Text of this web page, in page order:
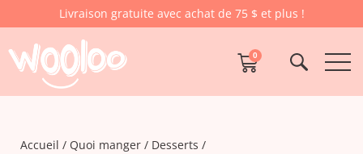
Livraison gratuite avec achat de 75 $ et plus !
0
Accueil Quoi manger Desserts